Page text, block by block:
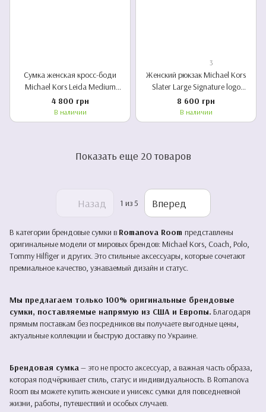
Сумка женская кросс-боди
Michael Kors Leida Medium
черная
4 800 грн
В наличии
3
Женский рюкзак Michael Kors
Slater Large Signature logo
Backpack ( brown)
8 600 грн
В наличии
Показать еще 20 товаров
Назад 1 из 5 Вперед
В категории брендовые сумки в Romanova Room представлены
оригинальные модели от мировых брендов: Michael Kors, Coach, Polo,
Tommy Hilfiger и других. Это стильные аксессуары, которые сочетают
премиальное качество, узнаваемый дизайн и статус.
Мы предлагаем только 100% оригинальные брендовые
сумки, поставляемые напрямую из США и Европы. Благодаря
прямым поставкам без посредников вы получаете выгодные цены,
актуальные коллекции и быструю доставку по Украине.
Брендовая сумка— это не просто аксессуар, а важная часть образа,
которая подчёркивает стиль, статус и индивидуальность. В Romanova
Room вы можете купить женские и унисекс сумки для повседневной
жизни, работы, путешествий и особых случаев.